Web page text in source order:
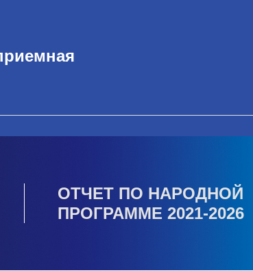
ОТЧЕТ ПО НАРОДНОЙ
ПРОГРАММЕ 2021-2026